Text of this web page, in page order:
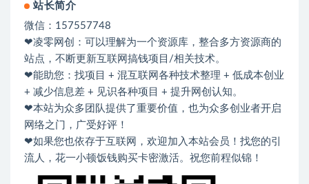
站长简介
微信：157557748
❤凌零网创：可以理解为一个资源库，整合多方资源商的
站点，不断更新互联网搞钱项目/相关技术。
❤能助您：找项目 + 混互联网各种技术整理 + 低成本创业
+ 减少信息差 + 见识各种项目 + 提升网创认知。
❤本站为众多团队提供了重要价值，也为众多创业者开启
网络之门，广受好评！
❤如果您也依存于互联网，欢迎加入本站会员！找您的引
流人，花一小顿饭钱购买卡密激活。祝您前程似锦！